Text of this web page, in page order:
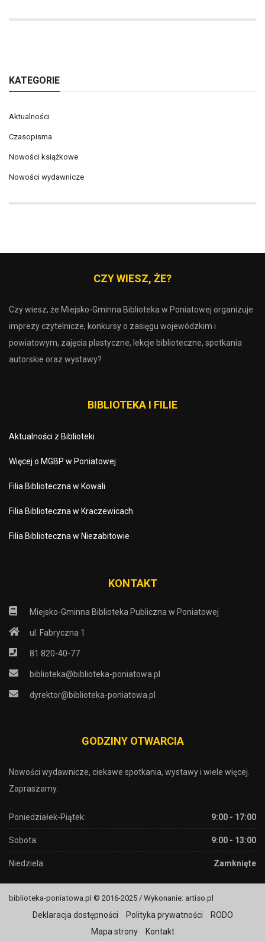
KATEGORIE
Aktualności
Czasopisma
Nowości książkowe
Nowości wydawnicze
CZY WIESZ, ŻE?
Czy wiesz, że Miejsko-Gminna Biblioteka w Poniatowej organizuje
imprezy czytelnicze, konkursy o zasięgu wojewódzkim i
powiatowym, zajęcia plastyczne, lekcje biblioteczne, spotkania
autorskie oraz wystawy?
BIBLIOTEKA I FILIE
Aktualności z Biblioteki
Więcej o MGBP w Poniatowej
Filia Biblioteczna w Kowali
Filia Biblioteczna w Kraczewicach
Filia Biblioteczna w Niezabitowie
KONTAKT
Miejsko-Gminna Biblioteka Publiczna w Poniatowej
ul. Fabryczna 1
81 820-40-77
biblioteka@biblioteka-poniatowa.pl
dyrektor@biblioteka-poniatowa.pl
GODZINY OTWARCIA
Nowości wydawnicze, ciekawe spotkania, wystawy i wiele więcej.
Zapraszamy.
Poniedziałek-Piątek: 9:00 - 17:00
Sobota: 9:00 - 13:00
Niedziela: Zamknięte
biblioteka-poniatowa.pl © 2016-2025 / Wykonanie: artiso.pl
Deklaracja dostępności Polityka prywatności
RODO
Mapa strony
Kontakt